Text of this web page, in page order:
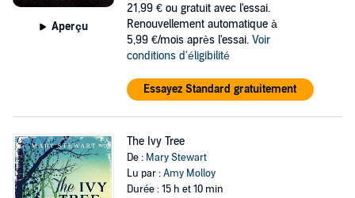
Aperçu
21,99 € ou gratuit avec l'essai.
Renouvellement automatique à
5,99 €/mois après l'essai. Voir
conditions d'éligibilité
Essayez Standard gratuitement
The Ivy Tree
De : Mary Stewart
Lu par :Amy Molloy
Durée : 15 h et 10 min